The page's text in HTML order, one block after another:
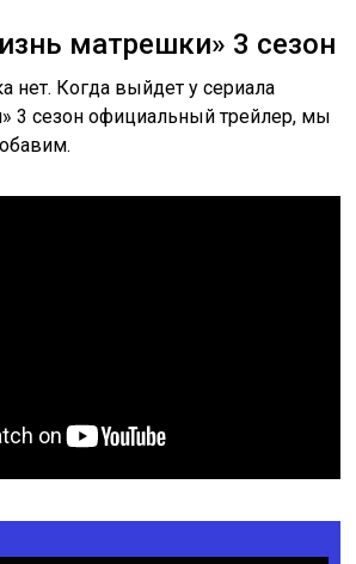
матрешки» 3 сезон
нет. Когда выйдет у сериала
3 сезон официальный трейлер, мы